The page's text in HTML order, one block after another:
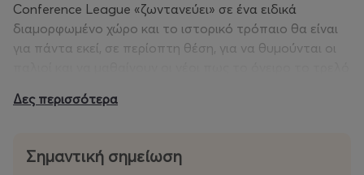
Conference League «ζωντανεύει» σε ένα ειδικά
διαμορφωμένο χώρο και το ιστορικό τρόπαιο θα είναι
για πάντα εκεί, σε περίοπτη θέση, για να θυμούνται οι
Ένα Μουσείο για ολόκληρη την ερυθρόλευκη οικογένεια
και του μπάσκετ, σε Ελλάδα και Ευρώπη. Το ταξίδι στο
Δες περισσότερα
Σημαντική σημείωση